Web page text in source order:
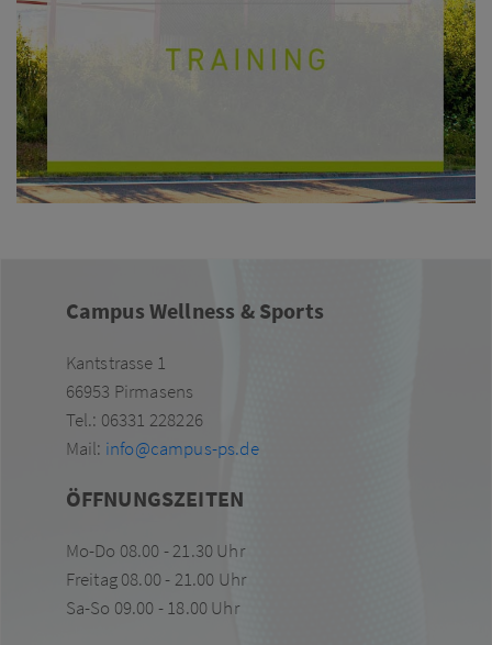
Campus Wellness & Sports
Kantstrasse 1
66953 Pirmasens
Tel.: 06331 228226
Mail: info@campus-ps.de
ÖFFNUNGSZEITEN
Mo-Do 08.00 - 21.30 Uhr
Freitag 08.00 - 21.00 Uhr
Sa-So 09.00 - 18.00 Uhr